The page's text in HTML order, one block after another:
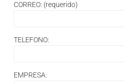
CORREO: (requerido)
TELEFONO:
EMPRESA: